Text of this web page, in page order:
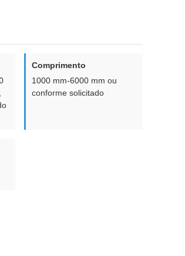
Comprimento
1000 mm-6000 mm ou
conforme solicitado